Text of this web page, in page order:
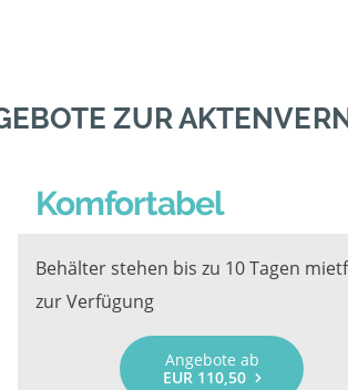
ZUR
Komfortabel
Behälter stehen bis zu 10 Tagen
zur Verfügung
Angebote ab
EUR 110,50